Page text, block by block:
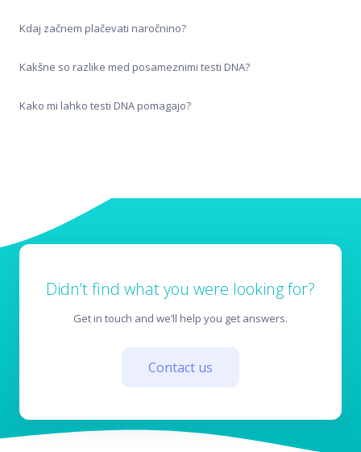
Kdaj začnem plačevati naročnino?
Kakšne so razlike med posameznimi testi DNA?
Kako mi lahko testi DNA pomagajo?
Didn’t find what you were looking for?
Get in touch and we’ll help you get answers.
Contact us